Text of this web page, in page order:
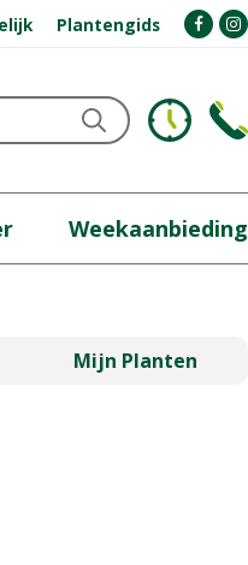
Plantengids
Weekaanbieding
Mijn Planten